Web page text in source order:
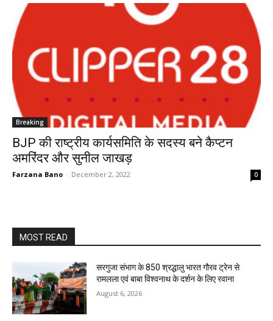
Breaking
BJP की राष्ट्रीय कार्यसमिति के सदस्य बने कैप्टन
अमरिंदर और सुनील जाखड़
Farzana Bano - December 2, 2022 0
MOST READ
सरगुजा संभाग के 850 श्रद्धालु भारत गौरव ट्रेन से
रामलला एवं बाबा विश्वनाथ के दर्शन के लिए रवाना
August 6, 2026